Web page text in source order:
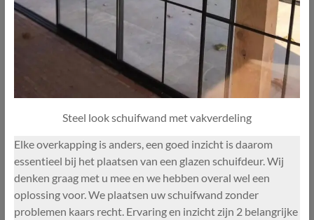
Steel look schuifwand met vakverdeling
Elke overkapping is anders, een goed inzicht is daarom
essentieel bij het plaatsen van een glazen schuifdeur. Wij
denken graag met u mee en we hebben overal wel een
oplossing voor. We plaatsen uw schuifwand zonder
problemen kaars recht. Ervaring en inzicht zijn 2 belangrijke